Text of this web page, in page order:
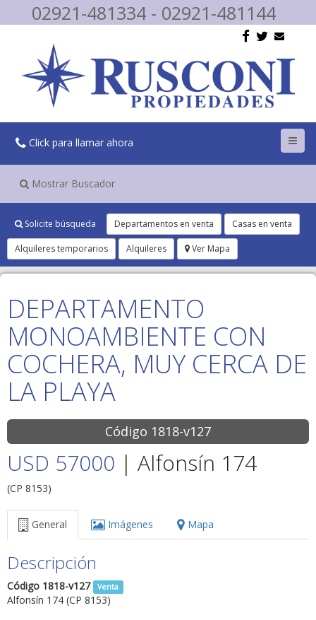
02921-481334 - 02921-481144
Click para llamar ahora
Mostrar Buscador
Solicite búsqueda Departamentos en venta Casas en venta
Alquileres temporarios Alquileres Ver Mapa
DEPARTAMENTO
MONOAMBIENTE CON
COCHERA, MUY CERCA DE
LA PLAYA
Código 1818-v127
USD 57000 | Alfonsín 174
(CP 8153)
General Imágenes Mapa
Descripción
Código 1818-v127 Venta
Alfonsín 174 (CP 8153)